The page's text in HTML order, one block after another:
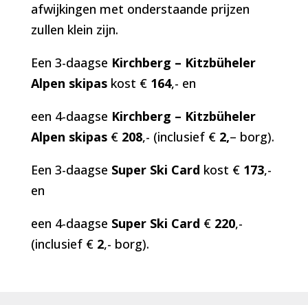
afwijkingen met onderstaande prijzen
zullen klein zijn.
Een 3-daagse Kirchberg – Kitzbüheler
Alpen skipaskost € 164,- en
een 4-daagse Kirchberg – Kitzbüheler
Alpen skipas€ 208,- (inclusief € 2,– borg).
Een 3-daagse Super Ski Card kost € 173,-
en
een 4-daagse Super Ski Card € 220,-
(inclusief € 2,- borg).